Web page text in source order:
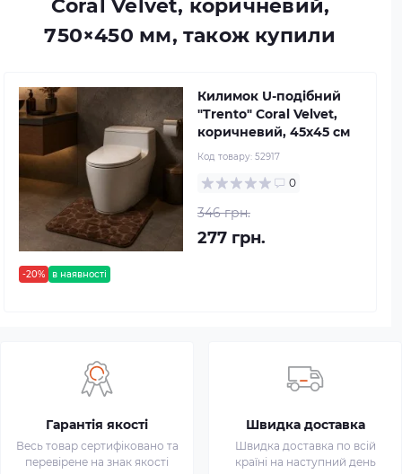
Coral Velvet, коричневий,
750×450 мм, також купили
-20% в наявності
Килимок U-подібний
"Trento" Coral Velvet,
коричневий, 45х45 см
Код товару: 52917
0
346 грн.
277 грн.
Гарантія якості
Весь товар сертифіковано та
перевірене на знак якості
Швидка доставка
Швидка доставка по всій
країні на наступний день